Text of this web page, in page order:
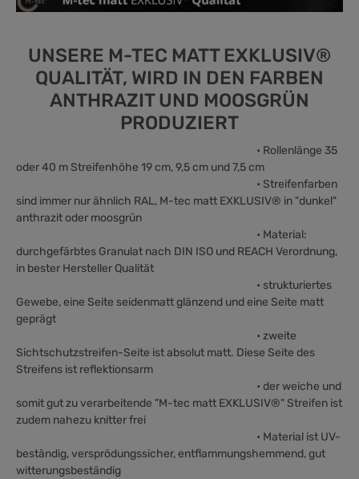
UNSERE M-TEC MATT EXKLUSIV®
QUALITÄT, WIRD IN DEN FARBEN
ANTHRAZIT UND MOOSGRÜN
PRODUZIERT
• Rollenlänge 35
oder 40 m Streifenhöhe 19 cm, 9,5 cm und 7,5 cm
• Streifenfarben
sind immer nur ähnlich RAL, M-tec matt EXKLUSIV® in "dunkel"
anthrazit oder moosgrün
• Material:
durchgefärbtes Granulat nach DIN ISO und REACH Verordnung,
in bester Hersteller Qualität
• strukturiertes
Gewebe, eine Seite seidenmatt glänzend und eine Seite matt
geprägt
• zweite
Sichtschutzstreifen-Seite ist absolut matt. Diese Seite des
Streifens ist reflektionsarm
• der weiche und
somit gut zu verarbeitende "M-tec matt EXKLUSIV®" Streifen ist
zudem nahezu knitter frei
• Material ist UV-
beständig, versprödungssicher, entflammungshemmend, gut
witterungsbeständig